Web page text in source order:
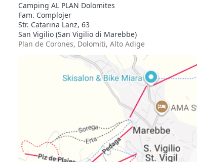
Camping AL PLAN Dolomites
Fam. Complojer
Str. Catarina Lanz, 63
San Vigilio (San Vigilio di Marebbe)
Plan de Corones, Dolomiti, Alto Adige